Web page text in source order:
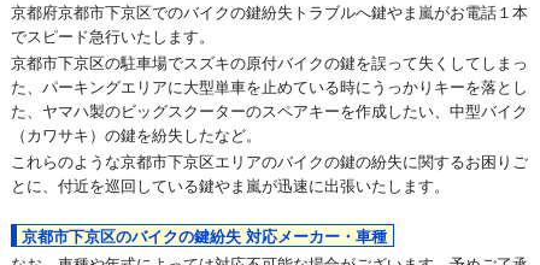
京都府京都市下京区でのバイクの鍵紛失トラブルへ鍵やま嵐がお電話１本
でスピード急行いたします。
京都市下京区の駐車場でスズキの原付バイクの鍵を誤って失くしてしまっ
た、パーキングエリアに大型単車を止めている時にうっかりキーを落とし
た、ヤマハ製のビッグスクーターのスペアキーを作成したい、中型バイク
（カワサキ）の鍵を紛失したなど。
これらのような京都市下京区エリアのバイクの鍵の紛失に関するお困りご
とに、付近を巡回している鍵やま嵐が迅速に出張いたします。
京都市下京区のバイクの鍵紛失 対応メーカー・車種